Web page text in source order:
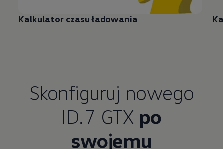
Kalkulator czasu ładowania
Skonfiguruj nowego
ID.7 GTX po
swojemu